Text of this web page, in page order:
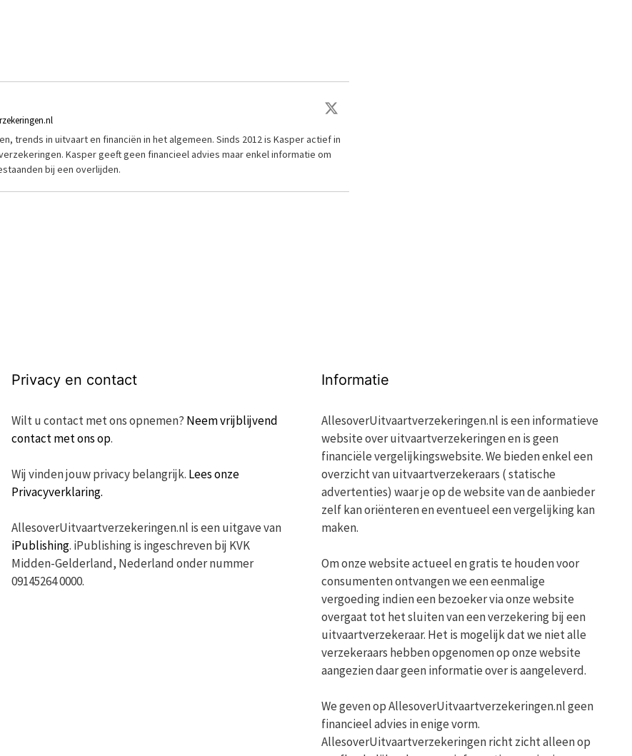
trends in uitvaart en financiën in het algemeen. Sinds 2012 is Kasper actief in
Kasper geeft geen financieel advies maar enkel informatie om
bij een overlijden.
Privacy en contact
Wilt u contact met ons opnemen? Neem vrijblijvend
contact met ons op.
Wij vinden jouw privacy belangrijk. Lees onze
Privacyverklaring.
AllesoverUitvaartverzekeringen.nl is een uitgave van
iPublishing. iPublishing is ingeschreven bij KVK
Midden-Gelderland, Nederland onder nummer
09145264 0000.
Informatie
AllesoverUitvaartverzekeringen.nl is een informatieve
website over uitvaartverzekeringen en is geen
financiële vergelijkingswebsite. We bieden enkel een
overzicht van uitvaartverzekeraars ( statische
advertenties) waar je op de website van de aanbieder
zelf kan oriënteren en eventueel een vergelijking kan
maken.
Om onze website actueel en gratis te houden voor
consumenten ontvangen we een eenmalige
vergoeding indien een bezoeker via onze website
overgaat tot het sluiten van een verzekering bij een
uitvaartverzekeraar. Het is mogelijk dat we niet alle
verzekeraars hebben opgenomen op onze website
aangezien daar geen informatie over is aangeleverd.
We geven op AllesoverUitvaartverzekeringen.nl geen
financieel advies in enige vorm.
AllesoverUitvaartverzekeringen richt zicht alleen op